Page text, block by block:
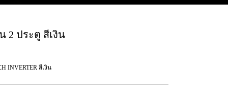
2 ประตู สีเงิน
INVERTER สีเงิน